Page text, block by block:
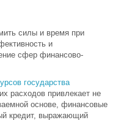
силы и время при
и
сфер финансово-
государства
расходов привлекает не
основе, финансовые
кредит, выражающий